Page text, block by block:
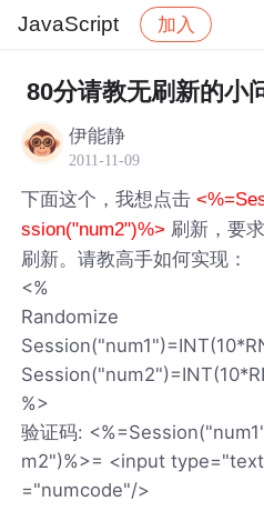
JavaScript 加入
社区 JavaScript 帖子
80分请教无刷新的小
伊能静
2011-11-09
下面这个，我想点击
ssion("num2")%> 刷新，要
刷新。请教高手如何实现：
<%
Randomize
%>
验证码:
m2")%>= <input
="numcode"/>